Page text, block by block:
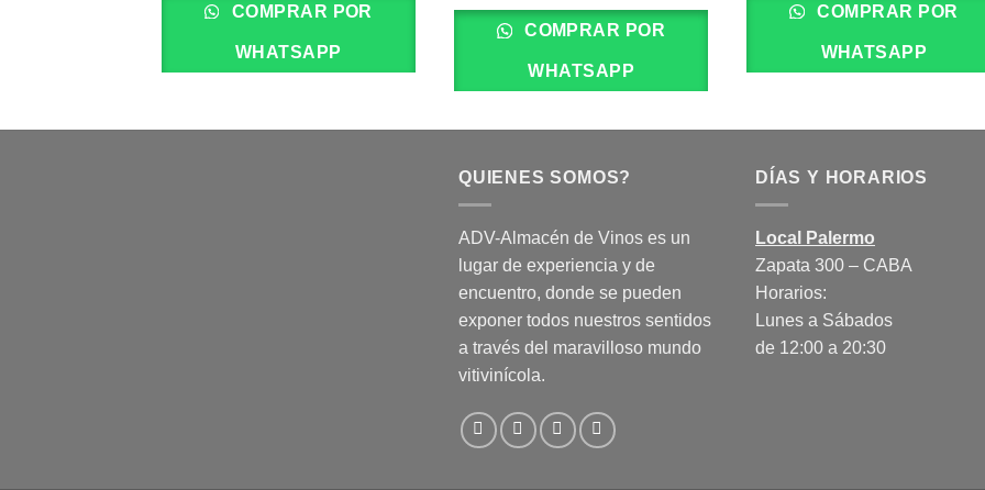
COMPRAR POR
WHATSAPP
COMPRAR POR
WHATSAPP
COMPRAR POR
WHATSAPP
QUIENES SOMOS?
ADV-Almacén de Vinos es un
lugar de experiencia y de
encuentro, donde se pueden
exponer todos nuestros sentidos
a través del maravilloso mundo
vitivinícola.
DÍAS Y HORARIOS
Local Palermo
Zapata 300 – CABA
Horarios:
Lunes a Sábados
de 12:00 a 20:30